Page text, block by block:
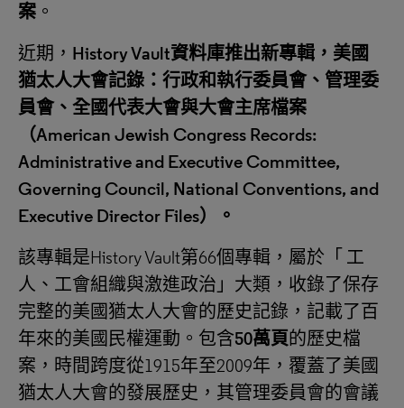
案 。
近期， History Vault資料庫推出新專輯 ，美國
猶太人大會記錄： 行政和執行委員會、管理委
員會、全國代表大會與大會主席檔案
（American Jewish Congress Records:
Administrative and Executive Committee,
Governing Council, National Conventions, and
Executive Director Files）。
該專輯是History Vault第66個專輯，屬於 「 工
人、工會組織與激進政治 」 大類，收錄了保存
完整的美國猶太人大會的歷史記錄，記載了百
年來的美國民權運動。包含50萬頁的歷史檔
案，時間跨度從1915年至2009年，覆蓋了美國
猶太人大會的發展歷史，其管理委員會的會議